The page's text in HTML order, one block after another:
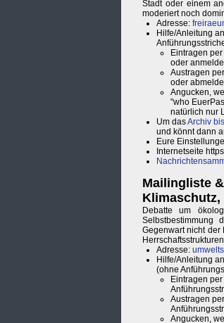
Stadt oder einem
moderiert noch
Adresse:
Hilfe/Anleitung
Eintragen
oder
Austragen
oder
Angucken,
"who
natürlich nur
Um dasArchiv
und könnt dann
Eure
Internetseite
Mailingliste
Klimaschutz,
Debatte um
Selbstbestimmung
Gegenwart nicht der
Adresse:
Hilfe/Anleitung
(ohne
Eintragen
Austragen
Angucken,